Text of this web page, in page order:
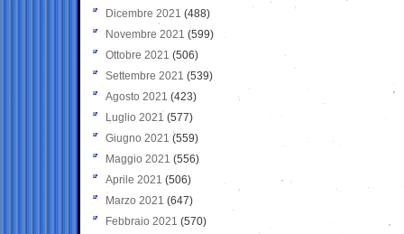
Dicembre 2021 (488)
Novembre 2021 (599)
Ottobre 2021 (506)
Settembre 2021 (539)
Agosto 2021 (423)
Luglio 2021 (577)
Giugno 2021(559)
Maggio 2021 (556)
Aprile 2021 (506)
Marzo 2021 (647)
Febbraio 2021 (570)